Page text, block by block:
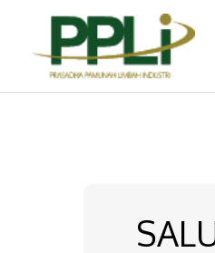
konten